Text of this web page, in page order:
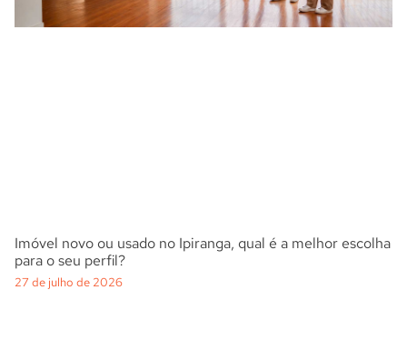
Imóvel novo ou usado no Ipiranga, qual é a melhor escolha
para o seu perfil?
27 de julho de 2026